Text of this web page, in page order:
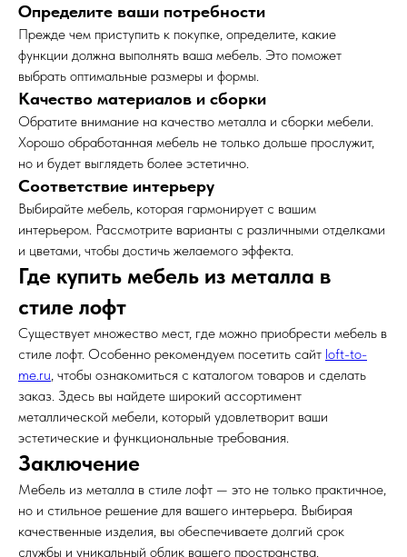
Определите ваши потребности
Прежде чем приступить к покупке, определите, какие
функции должна выполнять ваша мебель. Это поможет
выбрать оптимальные размеры и формы.
Качество материалов и сборки
Обратите внимание на качество металла и сборки мебели.
Хорошо обработанная мебель не только дольше прослужит,
но и будет выглядеть более эстетично.
Соответствие интерьеру
Выбирайте мебель, которая гармонирует с вашим
интерьером. Рассмотрите варианты с различными отделками
и цветами, чтобы достичь желаемого эффекта.
Где купить мебель из металла в
стиле лофт
Существует множество мест, где можно приобрести мебель в
стиле лофт. Особенно рекомендуем посетить сайт loft-to-
me.ru, чтобы ознакомиться с каталогом товаров и сделать
заказ. Здесь вы найдете широкий ассортимент
металлической мебели, который удовлетворит ваши
эстетические и функциональные требования.
Заключение
Мебель из металла в стиле лофт — это не только практичное,
но и стильное решение для вашего интерьера. Выбирая
качественные изделия, вы обеспечиваете долгий срок
службы и уникальный облик вашего пространства.